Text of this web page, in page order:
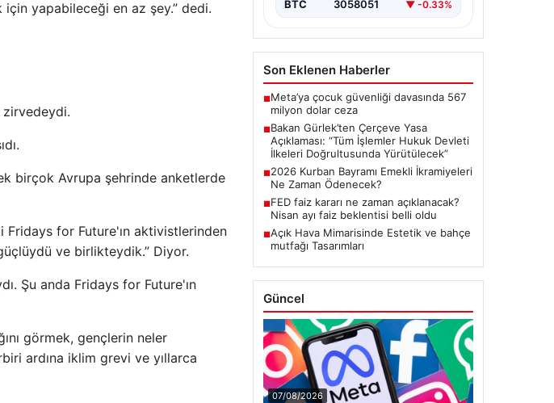
yapabileceği en az şey.” dedi.
zirvedeydi.
birçok Avrupa şehrinde anketlerde
Fridays for Future'ın aktivistlerinden
ve birlikteydik.” Diyor.
Şu anda Fridays for Future'ın
görmek, gençlerin neler
ardına iklim grevi ve yıllarca
başlatacak çerçeve yasanın
BTC 3058051 ▼ -0.33%
Son Eklenen Haberler
■Meta’ya çocuk güvenliği davasında 567
milyon dolar ceza
■Bakan Gürlek’ten Çerçeve Yasa
Açıklaması: “Tüm İşlemler Hukuk Devleti
İlkeleri Doğrultusunda Yürütülecek”
■2026 Kurban Bayramı Emekli İkramiyeleri
Ne Zaman Ödenecek?
■FED faiz kararı ne zaman açıklanacak?
Nisan ayı faiz beklentisi belli oldu
■Açık Hava Mimarisinde Estetik ve bahçe
mutfağı Tasarımları
Güncel
07/08/2026